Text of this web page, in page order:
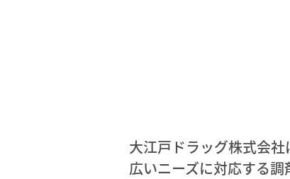
大江戸ドラッグ株式会
広いニーズに対応する